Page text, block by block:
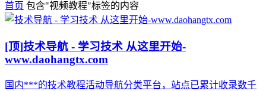
首页 包含"视频教程"标签的内容
[顶]技术导航 - 学习技术 从这里开始-
www.daohangtx.com
国内***的技术教程活动导航分类平台，站点已累计收录数千